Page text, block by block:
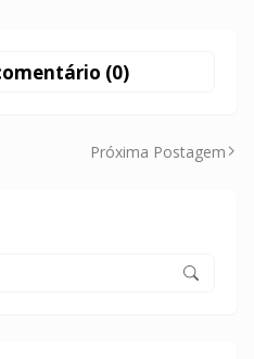
(0)
Próxima Postagem